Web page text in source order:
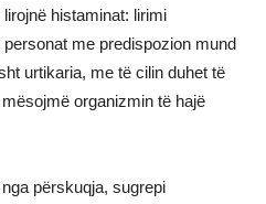
histaminat: lirimi
me predispozion mund
urtikaria, me të cilin duhet të
organizmin të hajë
përskuqja, sugrepi